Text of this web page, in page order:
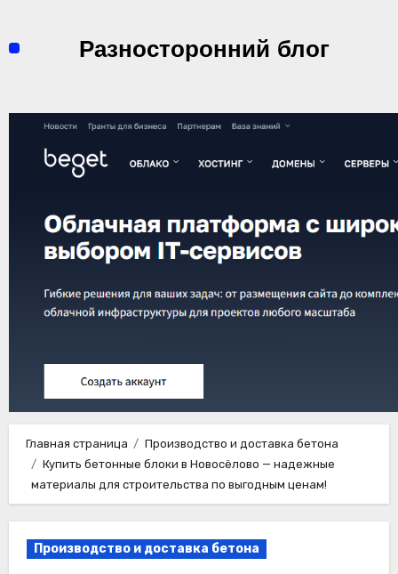
содержимомуРазносторонний блог
Главная страница
Производство и доставка бетона
Купить бетонные блоки в Новосёлово — надежные
материалы для строительства по выгодным ценам!
Производство и доставка бетона